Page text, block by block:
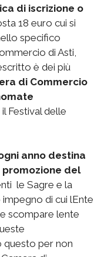
di iscrizione o
18 euro cui si
specifico
di Asti,
è dei più
di Commercio
Festival delle
anno destina
del
 le Sagre e la
di cui lEnte
scompare lente
questo per non